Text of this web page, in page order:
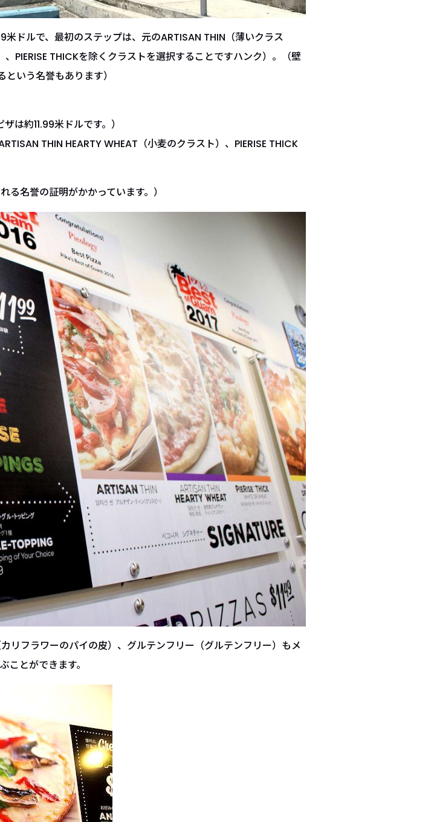
米ドルで、最初のステップは、元のARTISAN THIN（薄いクラス
PIERISE THICKを除くクラストを選択することですハンク）。（壁
いう名誉もあります）
は約11.99米ドルです。）
THIN HEARTY WHEAT（小麦のクラスト）、PIERISE THICK
る名誉の証明がかかっています。）
リフラワーのパイの皮）、グルテンフリー（グルテンフリー）もメ
ことができます。